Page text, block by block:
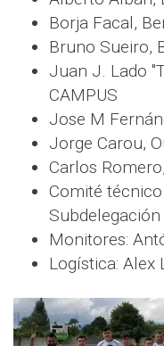
Borja Facal,
Bruno Sueiro,
Juan J. Lado
CAMPUS
Jose M
Jorge Carou,
Carlos
Comité
Subdelegación
Monitores:
Logística: Alex